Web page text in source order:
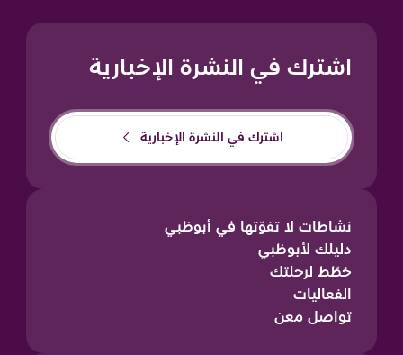
اشترك في النشرة الإخبارية
اشترك في النشرة الإخبارية
نشاطات لا تفوّتها في أبوظبي
دليلك لأبوظبي
خطّط لرحلتك
الفعاليات
تواصل معن